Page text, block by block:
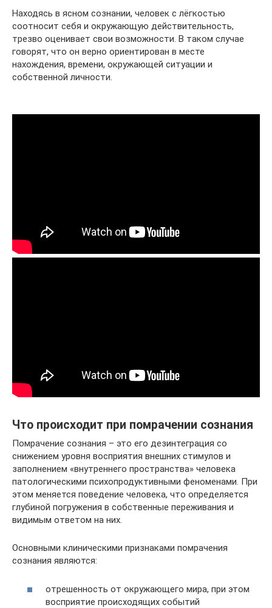
Находясь в ясном сознании, человек с лёгкостью
соотносит себя и окружающую действительность,
трезво оценивает свои возможности. В таком случае
говорят, что он верно ориентирован в месте
нахождения, времени, окружающей ситуации и
собственной личности.
Что происходит при помрачении сознания
Помрачение сознания – это его дезинтеграция со
снижением уровня восприятия внешних стимулов и
заполнением «внутреннего пространства» человека
патологическими психопродуктивными феноменами. При
этом меняется поведение человека, что определяется
глубиной погружения в собственные переживания и
видимым ответом на них.
Основными клиническими признаками помрачения
сознания являются:
отрешенность от окружающего мира, при этом
восприятие происходящих событий